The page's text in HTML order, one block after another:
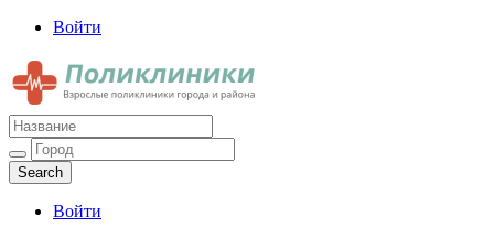
Войти
Поликлиники
Взрослые поликлиники города и района
Войти